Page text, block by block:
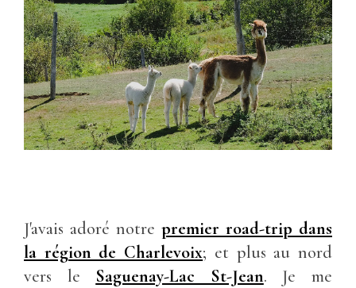
J'avais adoré notre premier road-trip dans
la région de Charlevoix; et plus au nord
vers le Saguenay-Lac St-Jean. Je me